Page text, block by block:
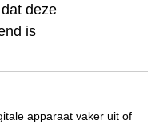
deze
is
apparaat vaker uit of